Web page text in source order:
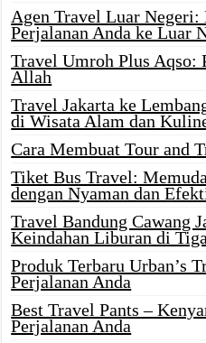
Agen Travel Luar Negeri:
Perjalanan Anda ke Luar
Travel Umroh Plus Aqso:
Allah
Travel Jakarta ke
di Wisata Alam dan
Cara Membuat Tour and
Tiket Bus Travel:
dengan Nyaman dan
Travel Bandung Cawang
Keindahan Liburan di
Produk Terbaru Urban’s
Perjalanan Anda
Best Travel Pants –
Perjalanan Anda